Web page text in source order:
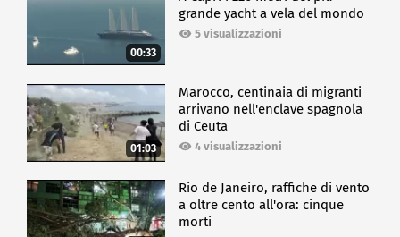
00:33
grande yacht a vela del mondo
5 visualizzazioni
01:03
Marocco, centinaia di migranti
arrivano nell'enclave spagnola
di Ceuta
4 visualizzazioni
Rio de Janeiro, raffiche di vento
a oltre cento all'ora: cinque
morti